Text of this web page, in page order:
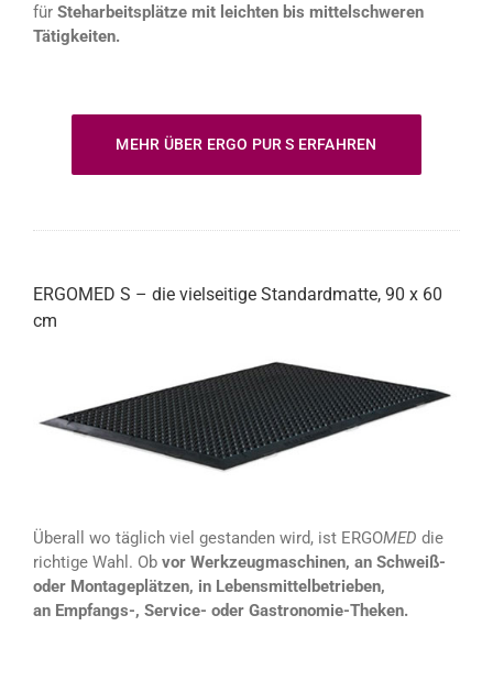
für Steharbeitsplätze mit leichten bis mittelschweren
Tätigkeiten.
MEHR ÜBER ERGO PUR S ERFAHREN
ERGOMED S – die vielseitige Standardmatte, 90 x 60
cm
Überall wo täglich viel gestanden wird, ist ERGOMED die
richtige Wahl. Ob vor Werkzeugmaschinen, an Schweiß-
oder Montageplätzen, in Lebensmittelbetrieben,
an Empfangs-, Service- oder Gastronomie-Theken.